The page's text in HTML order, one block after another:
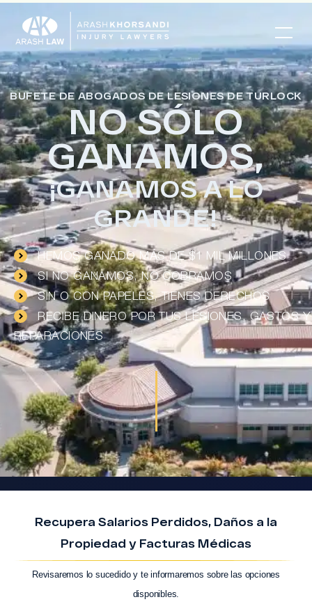
BUFETE DE ABOGADOS DE LESIONES DE TURLOCK
NO SÓLO
GANAMOS,
¡GANAMOS A LO
GRANDE!
HEMOS GANADO MÁS DE $1 MIL MILLONES
SI NO GANAMOS, NO COBRAMOS
SIN O CON PAPELES, TIENES DERECHOS
RECIBE DINERO POR TUS LESIONES, GASTOS Y
REPARACIONES
Recupera Salarios Perdidos, Daños a la
Propiedad y Facturas Médicas
Revisaremos lo sucedido y te informaremos sobre las opciones
disponibles.